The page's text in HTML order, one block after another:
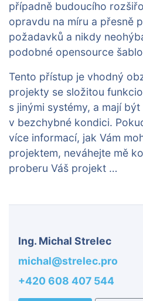
případně budoucího
opravdu na míru a přesně
požadavků a nikdy
podobné opensource
Tento přístup je vhodný
projekty se složitou
s jinými systémy, a mají
v bezchybné kondici.
více informací, jak Vám
projektem, neváhejte mě
proberu Váš projekt …
Ing. Michal Strelec
michal@strelec.pro
+420 608 407 544